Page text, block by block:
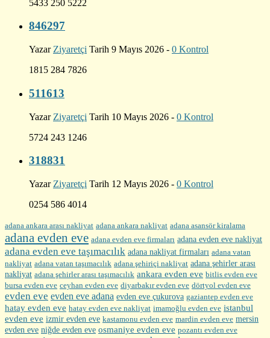
5433 250 5222
846297
Yazar Ziyaretçi Tarih 9 Mayıs 2026 - 0 Kontrol
1815 284 7826
511613
Yazar Ziyaretçi Tarih 10 Mayıs 2026 - 0 Kontrol
5724 243 1246
318831
Yazar Ziyaretçi Tarih 12 Mayıs 2026 - 0 Kontrol
0254 586 4014
adana ankara arası nakliyat adana ankara nakliyat adana asansör kiralama
adana evden eve adana evden eve firmaları adana evden eve nakliyat
adana evden eve taşımacılık adana nakliyat firmaları adana vatan
nakliyat adana vatan taşımacılık adana şehiriçi nakliyat adana şehirler arası
nakliyat adana şehirler arası taşımacılık ankara evden eve bitlis evden eve
bursa evden eve ceyhan evden eve diyarbakır evden eve dörtyol evden eve
evden eve evden eve adana evden eve çukurova gaziantep evden eve
hatay evden eve hatay evden eve nakliyat imamoğlu evden eve istanbul
evden eve izmir evden eve kastamonu evden eve mardin evden eve mersin
evden eve niğde evden eve osmaniye evden eve pozantı evden eve